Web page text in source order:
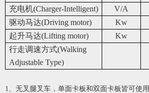
充电机(Charger-Intelligent) V/A
驱动马达(Driving motor)
Kw
起升马达(Lifting motor)
Kw
行走调速方式(Walking
Adjustable Type)
1
、无叉腿叉车，单面卡板和双面卡板皆可使